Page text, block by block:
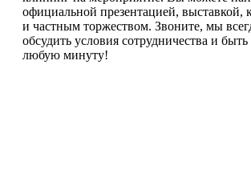
официальной презентацией, выставкой,
и частным торжеством. Звоните, мы
обсудить условия сотрудничества и
любую минуту!